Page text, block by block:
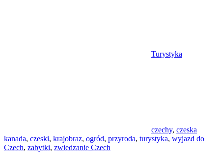
Turystyka
czechy, czeska
kanada, czeski, krajobraz, ogród, przyroda, turystyka, wyjazd do
Czech, zabytki, zwiedzanie Czech